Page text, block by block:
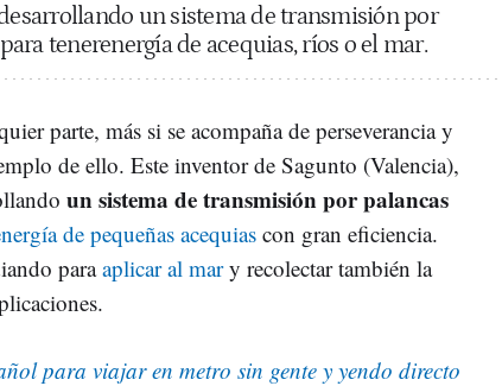
un sistema de transmisión por
tenerenergía de acequias, ríos o el mar.
parte, más si se acompaña de perseverancia y
de ello. Este inventor de Sagunto (Valencia),
un sistema de transmisión por palancas
de pequeñas acequias con gran eficiencia.
paraaplicar al mary recolectar también la
para viajar en metro sin gente y yendo directo